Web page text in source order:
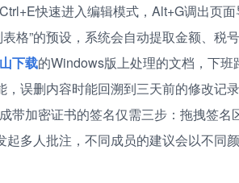
快速进入编辑模式，Alt+G调出页
格”的预设，系统会自动提取金额、税
下载的Windows版上处理的文档，下班
，误删内容时能回溯到三天前的修改记
带加密证书的签名仅需三步：拖拽签
起多人批注，不同成员的建议会以不同